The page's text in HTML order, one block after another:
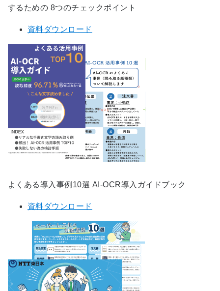
するための 8つのチェックポイント
資料ダウンロード
よくある導入事例10選 AI-OCR導入ガイドブック
資料ダウンロード